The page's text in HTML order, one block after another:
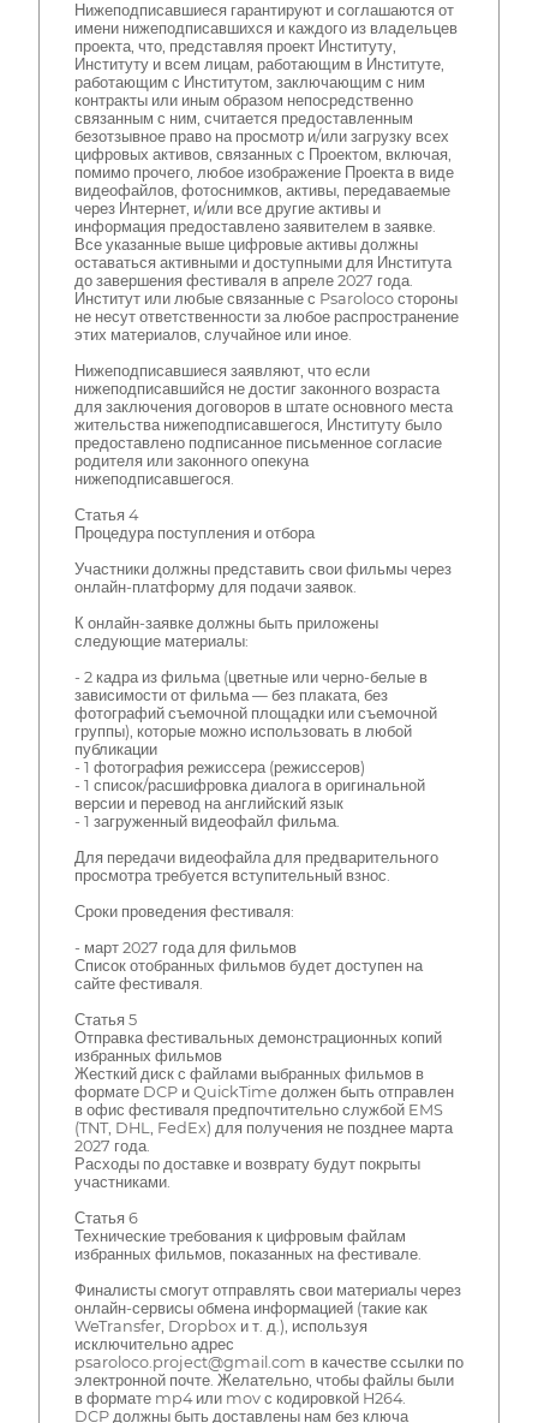
Нижеподписавшиеся гарантируют и соглашаются от
имени нижеподписавшихся и каждого из владельцев
проекта, что, представляя проект Институту,
Институту и всем лицам, работающим в Институте,
работающим с Институтом, заключающим с ним
контракты или иным образом непосредственно
связанным с ним, считается предоставленным
безотзывное право на просмотр и/или загрузку всех
цифровых активов, связанных с Проектом, включая,
помимо прочего, любое изображение Проекта в виде
видеофайлов, фотоснимков, активы, передаваемые
через Интернет, и/или все другие активы и
информация предоставлено заявителем в заявке.
Все указанные выше цифровые активы должны
оставаться активными и доступными для Института
до завершения фестиваля в апреле 2027 года.
Институт или любые связанные с Psaroloco стороны
не несут ответственности за любое распространение
этих материалов, случайное или иное.
Нижеподписавшиеся заявляют, что если
нижеподписавшийся не достиг законного возраста
для заключения договоров в штате основного места
жительства нижеподписавшегося, Институту было
предоставлено подписанное письменное согласие
родителя или законного опекуна
нижеподписавшегося.
Статья 4
Процедура поступления и отбора
Участники должны представить свои фильмы через
онлайн-платформу для подачи заявок.
К онлайн-заявке должны быть приложены
следующие материалы:
- 2 кадра из фильма (цветные или черно-белые в
зависимости от фильма — без плаката, без
фотографий съемочной площадки или съемочной
группы), которые можно использовать в любой
публикации
- 1 фотография режиссера (режиссеров)
- 1 список/расшифровка диалога в оригинальной
версии и перевод на английский язык
- 1 загруженный видеофайл фильма.
Для передачи видеофайла для предварительного
просмотра требуется вступительный взнос.
Сроки проведения фестиваля:
- март 2027 года для фильмов
Список отобранных фильмов будет доступен на
сайте фестиваля.
Статья 5
Отправка фестивальных демонстрационных копий
избранных фильмов
Жесткий диск с файлами выбранных фильмов в
формате DCP и QuickTime должен быть отправлен
в офис фестиваля предпочтительно службой EMS
(TNT, DHL, FedEx) для получения не позднее марта
2027 года.
Расходы по доставке и возврату будут покрыты
участниками.
Статья 6
Технические требования к цифровым файлам
избранных фильмов, показанных на фестивале.
Финалисты смогут отправлять свои материалы через
онлайн-сервисы обмена информацией (такие как
WeTransfer, Dropbox и т. д.), используя
исключительно адрес
psaroloco.project@gmail.com в качестве ссылки по
электронной почте. Желательно, чтобы файлы были
в формате mp4 или mov с кодировкой H264.
DCP должны быть доставлены нам без ключа